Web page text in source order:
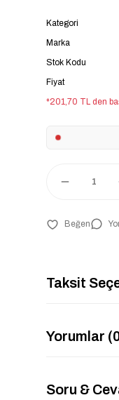
Kategori
Marka
Stok Kodu
Fiyat
*201,70 TL den
Taksit
Yorumlar
Soru &